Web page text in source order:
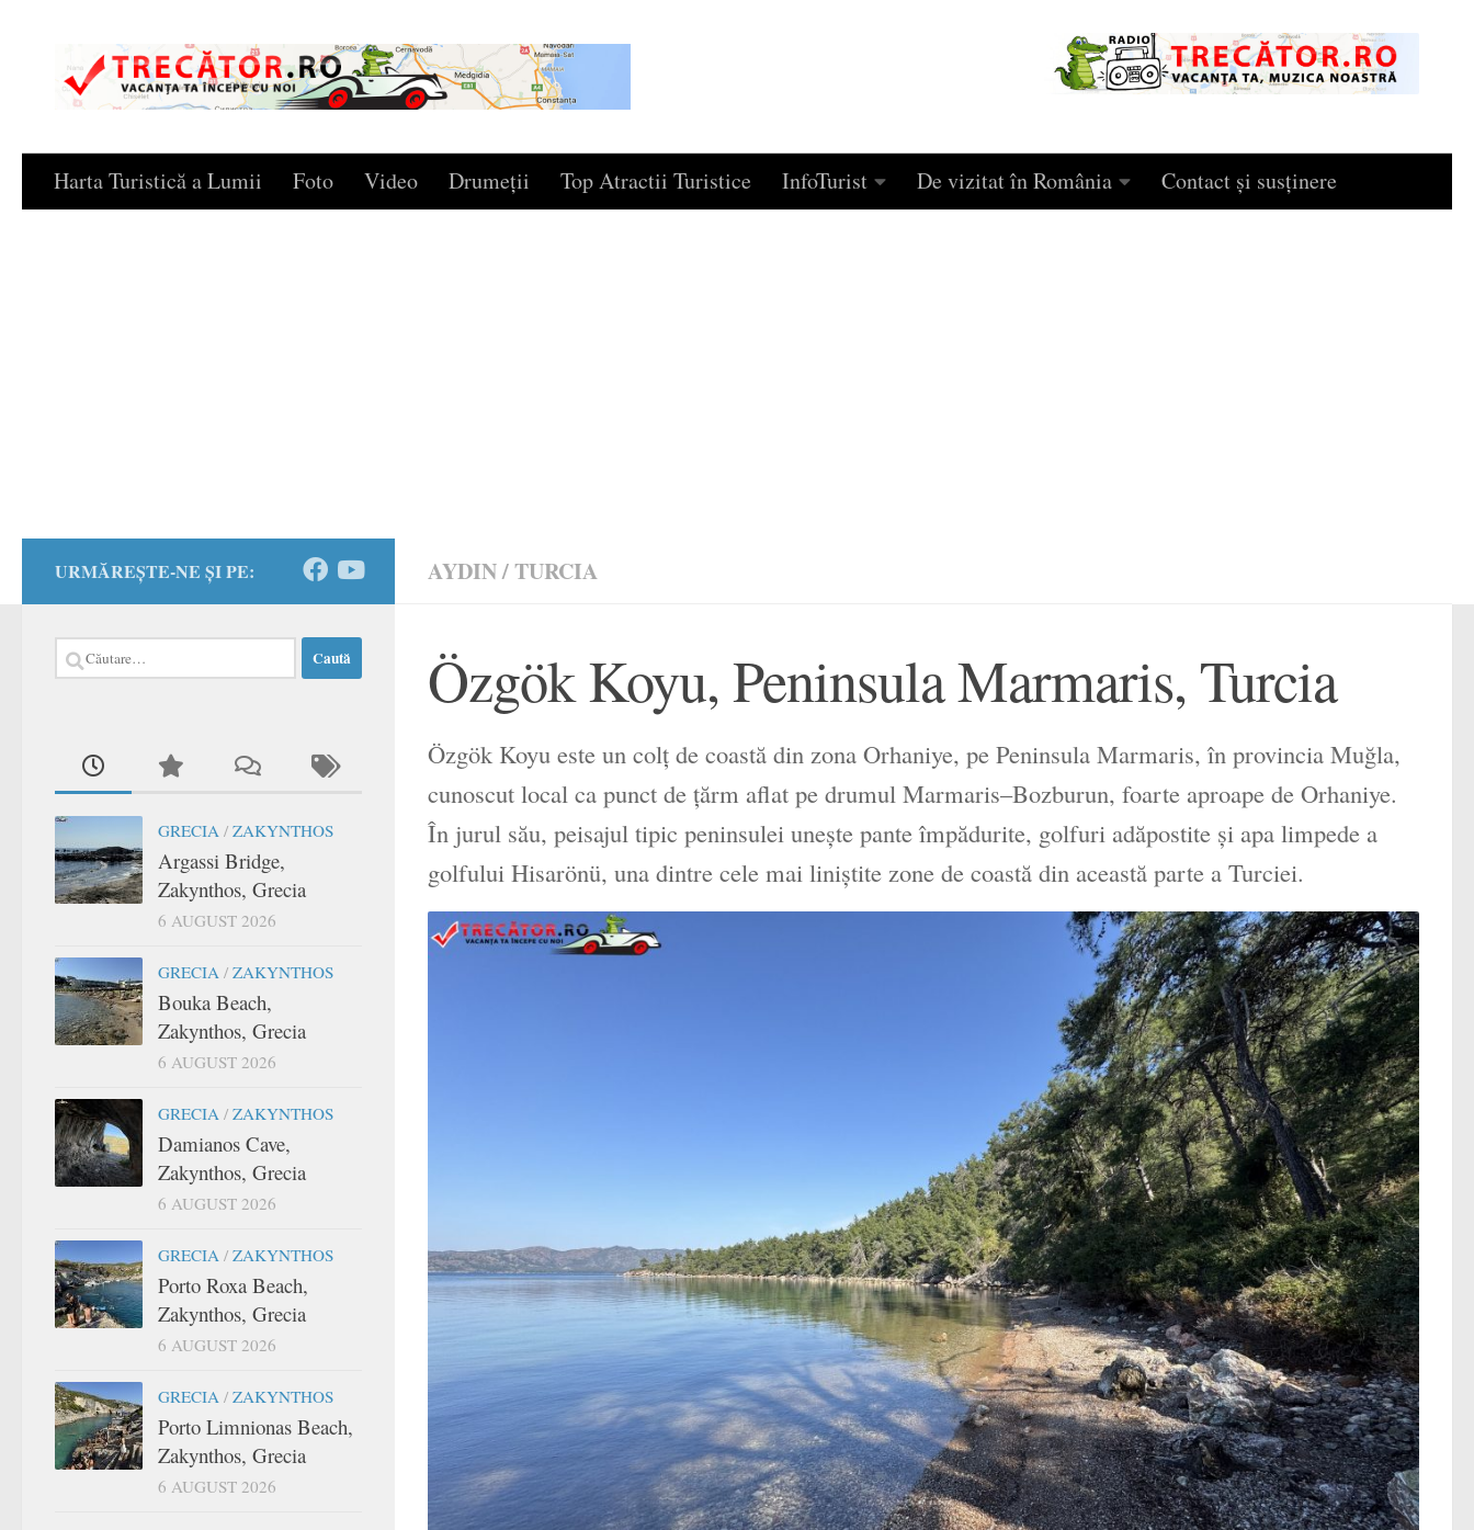
Skip to content
Harta Turistică a Lumii Foto Video Drumeţii Top Atractii Turistice InfoTurist De vizitat în România Contact și susținere
AYDIN/TURCIA
Özgök Koyu, Peninsula Marmaris, Turcia
Özgök Koyu este un colț de coastă din zona Orhaniye, pe Peninsula Marmaris, în provincia Muğla,
cunoscut local ca punct de țărm aflat pe drumul Marmaris–Bozburun, foarte aproape de Orhaniye.
În jurul său, peisajul tipic peninsulei unește pante împădurite, golfuri adăpostite și apa limpede a
golfului Hisarönü, una dintre cele mai liniștite zone de coastă din această parte a Turciei.
URMĂREȘTE-NE ȘI PE:
Caută
după:
GRECIA / ZAKYNTHOS
Argassi Bridge,
Zakynthos, Grecia
6 AUGUST 2026
GRECIA / ZAKYNTHOS
Bouka Beach,
Zakynthos, Grecia
6 AUGUST 2026
GRECIA / ZAKYNTHOS
Damianos Cave,
Zakynthos, Grecia
6 AUGUST 2026
GRECIA / ZAKYNTHOS
Porto Roxa Beach,
Zakynthos, Grecia
6 AUGUST 2026
GRECIA / ZAKYNTHOS
Porto Limnionas Beach,
Zakynthos, Grecia
6 AUGUST 2026